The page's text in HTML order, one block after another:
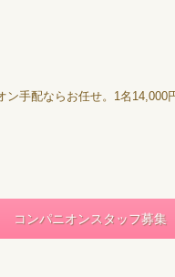
手配ならお任せ。1名14,000
コンパニオンスタッフ募集